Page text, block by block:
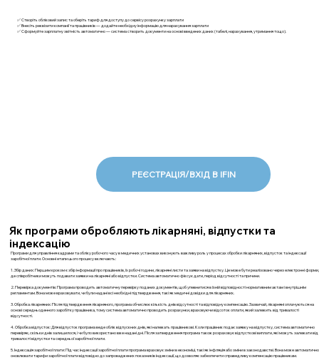
✅ Створіть обліковий запис та оберіть тариф для доступу до сервісу розрахунку зарплати
✅ Внесіть реквізити компанії та працівників — додайте необхідну інформацію для нарахування зарплати
✅ Сформуйте зарплатну звітність автоматично — система створить документи на основі введених даних (табелі, нарахування, утримання тощо).
РЕЄСТРАЦІЯ/ВХІД В IFIN
Як програми обробляють лікарняні, відпустки та
індексацію
Програми для управління кадрами та обліку робочого часу в медичних установах виконують важливу роль у процесах обробки лікарняних, відпусток та індексації
заробітної плати. Основні етапи цього процесу включають:
1. Збір даних: Першим кроком є збір інформації про працівників, їх робочі години, лікарняні листи та заяви на відпустку. Це може бути реалізовано через електронні форми,
де співробітники можуть подавати заявки на лікарняні або відпустки. Система автоматично фіксує дати, період відсутності та причини.
2. Перевірка документів: Програма проводить автоматичну перевірку поданих документів, щоб упевнитися в їхній відповідності нормативним актам і внутрішнім
регламентам. Вона може враховувати, чи були надані всі необхідні підтвердження, такі як медичні довідки для лікарняних.
3. Обробка лікарняних: Після підтвердження лікарняного, програма обчислює кількість днів відсутності та відповідну компенсацію. Зазвичай, лікарняні оплачуються на
основі середньоденного заробітку працівника, тому система автоматично проводить розрахунки, враховуючи відсоток оплати, який залежить від тривалості
відсутності.
4. Обробка відпусток: Для відпусток програма веде облік відпускних днів, які належать працівникові. Коли працівник подає заявку на відпустку, система автоматично
перевіряє, скільки днів залишилося, і чи було використано вже надані дні. Після затвердження програма також розраховує відпусткові виплати, які можуть залежати від
тривалості відпустки та середньої заробітної плати.
5. Індексація заробітної плати: Під час індексації заробітної плати програма враховує зміни в економіці, такі як інфляція або зміни в законодавстві. Вона може автоматично
оновлювати тарифи заробітної плати відповідно до запроваджених показників індексації, що дозволяє забезпечити справедливу компенсацію працівникам.